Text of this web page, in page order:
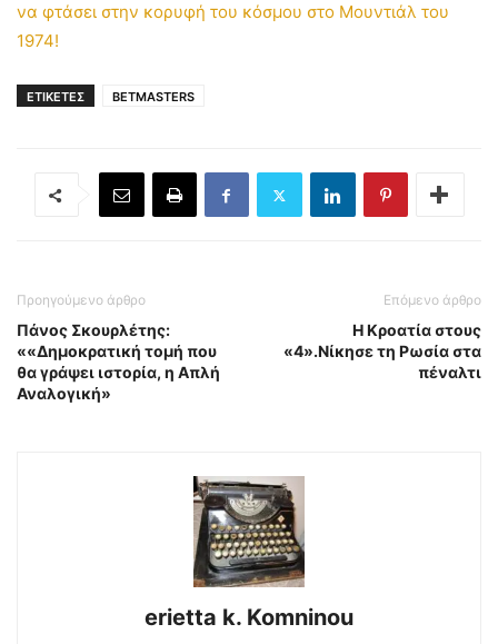
να φτάσει στην κορυφή του κόσμου στο Μουντιάλ του
1974!
ΕΤΙΚΕΤΕΣ BETMASTERS
Προηγούμενο άρθρο
Πάνος Σκουρλέτης:
««Δημοκρατική τομή που
θα γράψει ιστορία, η Απλή
Αναλογική»
Επόμενο άρθρο
Η Κροατία στους
«4».Νίκησε τη Ρωσία στα
πέναλτι
erietta k. Komninou